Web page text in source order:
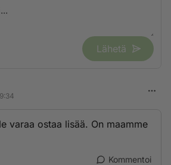
Lähetä
varaa ostaa lisää. On maamme
Kommentoi